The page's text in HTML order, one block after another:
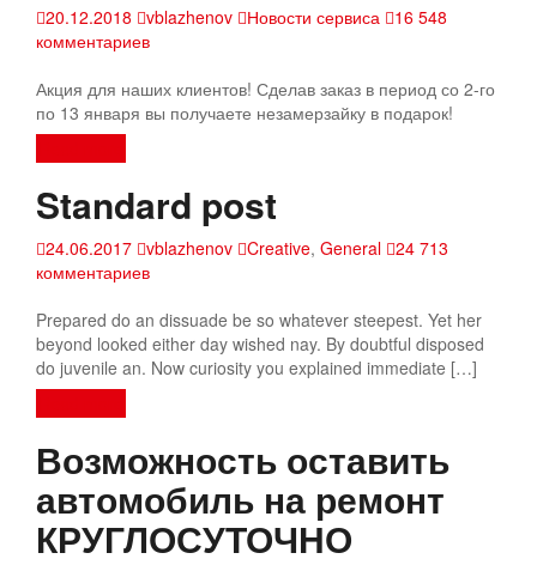
20.12.2018 vblazhenov Новости сервиса
16 548
комментариев
Акция для наших клиентов! Сделав заказ в период со 2-го
по 13 января вы получаете незамерзайку в подарок!
Standard post
24.06.2017 vblazhenov Creative, General 24 713
комментариев
Prepared do an dissuade be so whatever steepest. Yet her
beyond looked either day wished nay. By doubtful disposed
do juvenile an. Now curiosity you explained immediate […]
Возможность оставить
автомобиль на ремонт
КРУГЛОСУТОЧНО